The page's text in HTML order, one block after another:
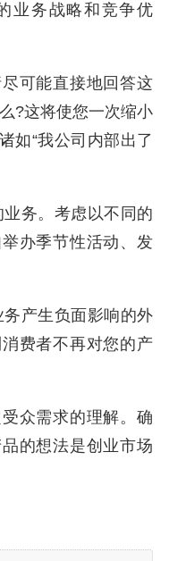
业务战略和 竞争优
可能直接地回答这
?这将使您一次缩小
如“我公司内部出了
务。考虑以不同的
办季节性活动、发
产生负面影响的外
费者不再对您的产
众需求的理解。确
的想法是创业市场